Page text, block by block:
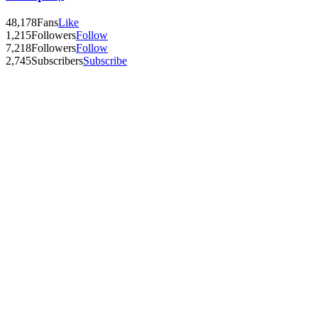
48,178FansLike
1,215FollowersFollow
7,218FollowersFollow
2,745SubscribersSubscribe